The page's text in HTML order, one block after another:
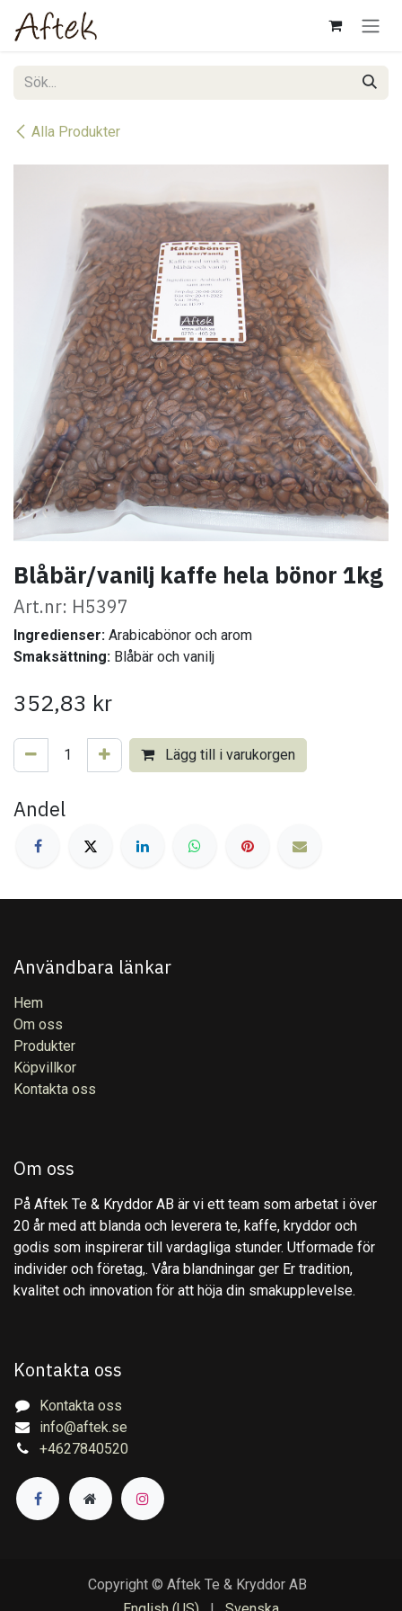
Hoppa till innehåll
Alla Produkter
Blåbär/vanilj kaffe hela bönor 1kg
Art.nr: H5397
Ingredienser: Arabicabönor och arom
Smaksättning: Blåbär och vanilj
352,83 kr
Lägg till i varukorgen
Andel
Användbara länkar
Hem
Om oss
Produkter
Köpvillkor
Kontakta oss
Om oss
På Aftek Te & Kryddor AB är vi ett team som arbetat i över
20 år med att blanda och leverera te, kaffe, kryddor och
godis som inspirerar till vardagliga stunder. Utformade för
individer och företag,. Våra blandningar ger Er tradition,
kvalitet och innovation för att höja din smakupplevelse.
Kontakta oss
Kontakta oss
info@aftek.se
+4627840520
Copyright © Aftek Te & Kryddor AB